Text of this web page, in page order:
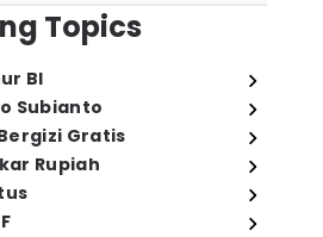
Topics
BI
Subianto
Gratis
Rupiah